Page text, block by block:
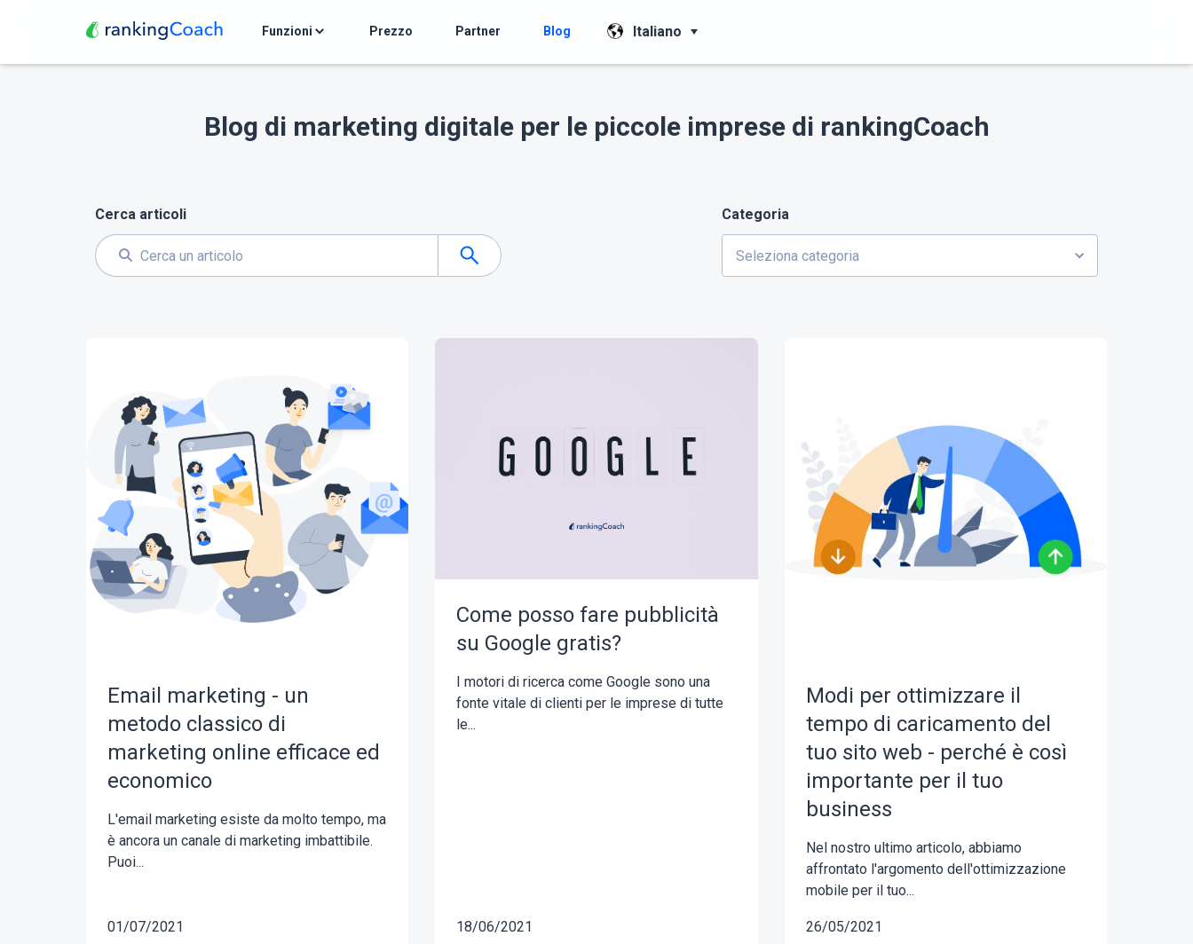
Funzioni Prezzo Partner Blog Italiano
Blog di marketing digitale per le piccole imprese di rankingCoach
Cerca articoli Categoria
Seleziona categoria
Email marketing - un
metodo classico di
marketing online efficace ed
economico
L'email marketing esiste da molto tempo, ma
è ancora un canale di marketing imbattibile.
Puoi...
01/07/2021
Come posso fare pubblicità
su Google gratis?
I motori di ricerca come Google sono una
fonte vitale di clienti per le imprese di tutte
le...
18/06/2021
Modi per ottimizzare il
tempo di caricamento del
tuo sito web - perché è così
importante per il tuo
business
Nel nostro ultimo articolo, abbiamo
affrontato l'argomento dell'ottimizzazione
mobile per il tuo...
26/05/2021